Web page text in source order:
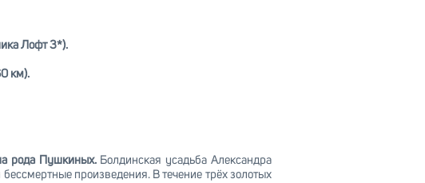
Лофт 3*).
км).
рода Пушкиных. Болдинская усадьба Александра
произведения. В течение трёх золотых